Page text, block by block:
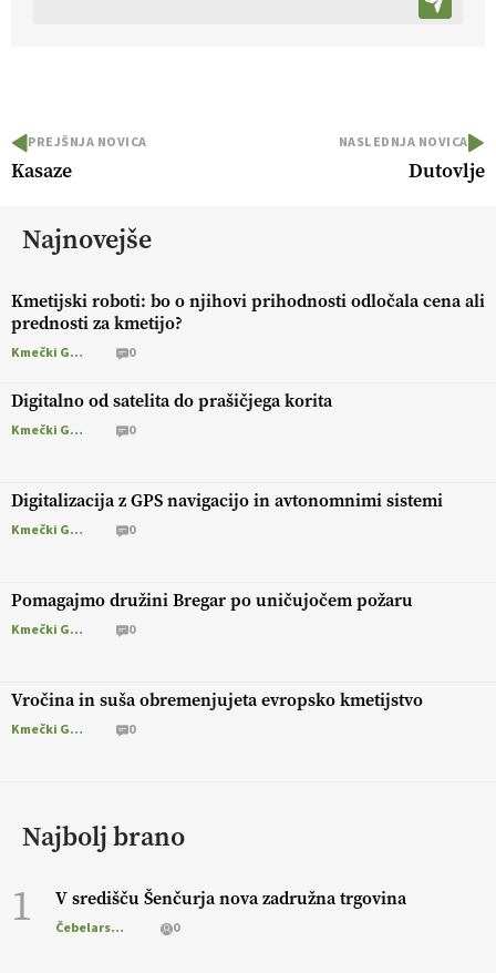
PREJŠNJA NOVICA
Kasaze
NASLEDNJA NOVICA
Dutovlje
Najnovejše
Kmetijski roboti: bo o njihovi prihodnosti odločala cena ali
prednosti za kmetijo?
Kmečki Glas 0
Digitalno od satelita do prašičjega korita
Kmečki Glas 0
Digitalizacija z GPS navigacijo in avtonomnimi sistemi
Kmečki Glas 0
Pomagajmo družini Bregar po uničujočem požaru
Kmečki Glas 0
Vročina in suša obremenjujeta evropsko kmetijstvo
Kmečki Glas 0
Najbolj brano
1 V središču Šenčurja nova zadružna trgovina
Čebelarstvo 0